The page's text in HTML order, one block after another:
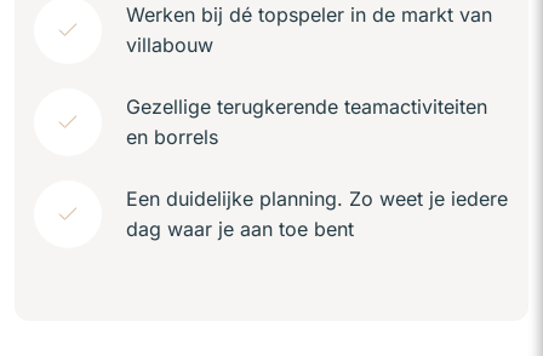
Werken bij dé topspeler in de markt van
villabouw
Gezellige terugkerende teamactiviteiten
en borrels
Een duidelijke planning. Zo weet je iedere
dag waar je aan toe bent